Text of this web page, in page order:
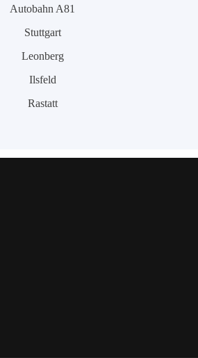
Autobahn A81
Stuttgart
Leonberg
Ilsfeld
Rastatt